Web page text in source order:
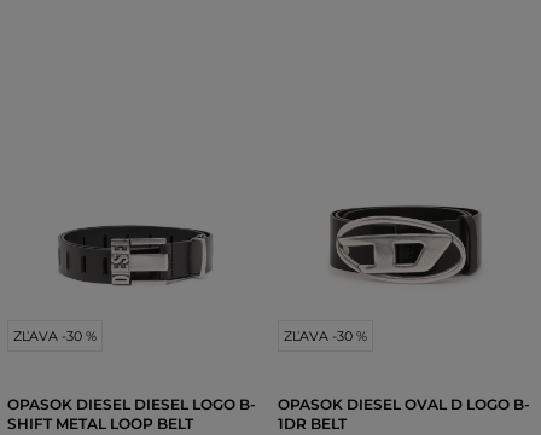
ZĽAVA -30 %
OPASOK DIESEL DIESEL LOGO B-
SHIFT METAL LOOP BELT
ZĽAVA -30 %
OPASOK DIESEL OVAL D LOGO B-
1DR BELT